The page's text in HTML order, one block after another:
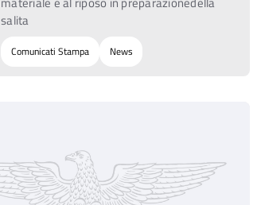
salita
Comunicati Stampa News